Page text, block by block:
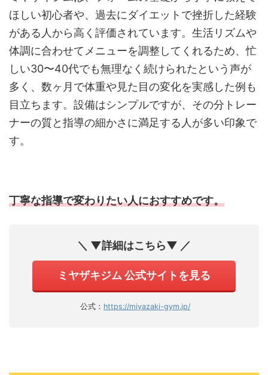
ほしい初心者や、過去にダイエットで挫折した経験
がある人から高く評価されています。生活リズムや
体調に合わせてメニューを調整してくれるため、忙
しい30〜40代でも無理なく続けられたという声が
多く、数ヶ月で体重や見た目の変化を実感した例も
目立ちます。設備はシンプルですが、その分トレー
ナーの質と指導の細かさに満足する人が多い印象で
す。
丁寧な指導で変わりたい人におすすめです。
＼ ▼詳細はこちら▼ ／
ミヤザキジム 公式サイトを見る
公式： https://miyazaki-gym.jp/